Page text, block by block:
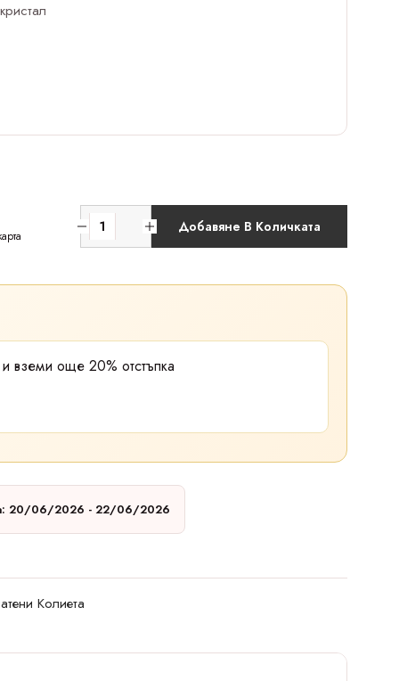
Добавяне В Количката
и вземи още 20% отстъпка
20/06/2026 - 22/06/2026
Колиета